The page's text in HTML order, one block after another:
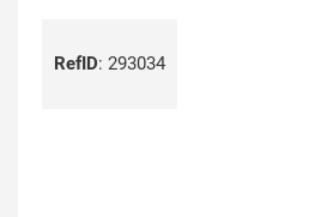
RefID: 293034